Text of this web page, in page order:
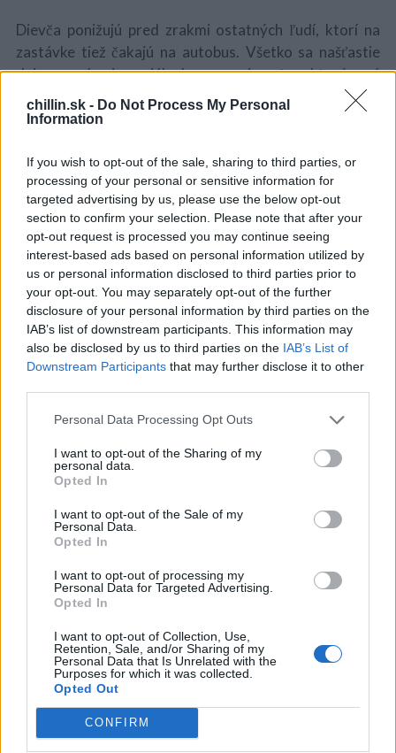
chillin.sk - Do Not Process My Personal
Information
If you wish to opt-out of the sale, sharing to third parties, or
processing of your personal or sensitive information for
targeted advertising by us, please use the below opt-out
section to confirm your selection. Please note that after your
opt-out request is processed you may continue seeing
interest-based ads based on personal information utilized by
us or personal information disclosed to third parties prior to
your opt-out. You may separately opt-out of the further
disclosure of your personal information by third parties on the
IAB’s list of downstream participants. This information may
also be disclosed by us to third parties on the IAB’s List of
Downstream Participants that may further disclose it to other
Personal Data Processing Opt Outs
I want to opt-out of the Sharing of my
personal data.
Opted In
I want to opt-out of the Sale of my
Personal Data.
Opted In
I want to opt-out of processing my
Personal Data for Targeted Advertising.
Opted In
I want to opt-out of Collection, Use,
Retention, Sale, and/or Sharing of my
Personal Data that Is Unrelated with the
Purposes for which it was collected.
Opted Out
CONFIRM
Dievča ponižujú pred zrakmi ostatných ľudí, ktorí na
zastávke tiež čakajú na autobus. Všetko sa našťastie
deje v rámci sociálneho experimentu, ktorý má
upozorniť práve na šikanovanie medzi deťmi a podporiť
jeho prevenciu. Nič netušiaci ľudia však reagujú úžasne
mužov začne dievčaťu dokonca hrať na harmoniku.
Skrátka ďalší sociálny experiment, ktorý vás rozhodne
nenechá chladnými!
Prečítajte si aj
Dôverujte si, rozprávajte sa a užívajte si: 6 tipov, ako mať z intímneho
zblíženia intenzívnejší pôžitok
22. septembra 2025
S
e
a
r
c
h
f
o
r
: